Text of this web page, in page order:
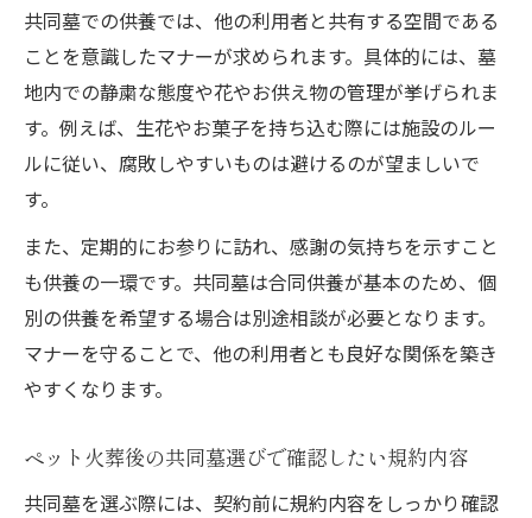
共同墓での供養では、他の利用者と共有する空間である
ことを意識したマナーが求められます。具体的には、墓
地内での静粛な態度や花やお供え物の管理が挙げられま
す。例えば、生花やお菓子を持ち込む際には施設のルー
ルに従い、腐敗しやすいものは避けるのが望ましいで
す。
また、定期的にお参りに訪れ、感謝の気持ちを示すこと
も供養の一環です。共同墓は合同供養が基本のため、個
別の供養を希望する場合は別途相談が必要となります。
マナーを守ることで、他の利用者とも良好な関係を築き
やすくなります。
ペット火葬後の共同墓選びで確認したい規約内容
共同墓を選ぶ際には、契約前に規約内容をしっかり確認